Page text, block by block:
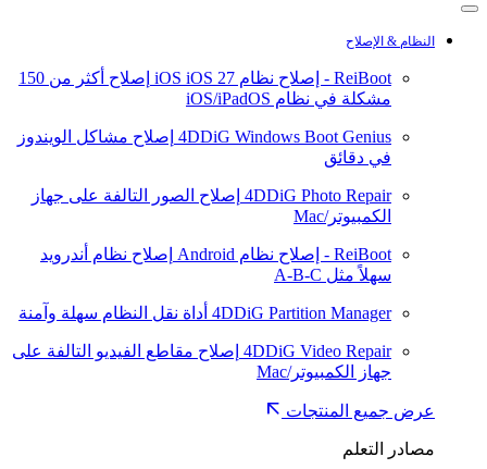
النظام & الإصلاح
ReiBoot - إصلاح نظام iOS iOS 27
إصلاح أكثر من 150
مشكلة في نظام iOS/iPadOS
4DDiG Windows Boot Genius إصلاح مشاكل الويندوز
في دقائق
4DDiG Photo Repair إصلاح الصور التالفة على جهاز
الكمبيوتر/Mac
ReiBoot - إصلاح نظام Android
إصلاح نظام أندرويد
سهلاً مثل A-B-C
4DDiG Partition Manager أداة نقل النظام سهلة وآمنة
4DDiG Video Repair إصلاح مقاطع الفيديو التالفة على
جهاز الكمبيوتر/Mac
عرض جميع المنتجات
مصادر التعلم